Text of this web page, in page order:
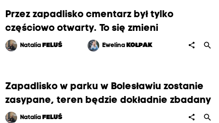
Przez zapadlisko cmentarz był tylko
częściowo otwarty. To się zmieni
Natalia FELUŚ Ewelina KOŁPAK share search
Zapadlisko w parku w Bolesławiu zostanie
zasypane, teren będzie dokładnie zbadany
Natalia FELUŚ share search